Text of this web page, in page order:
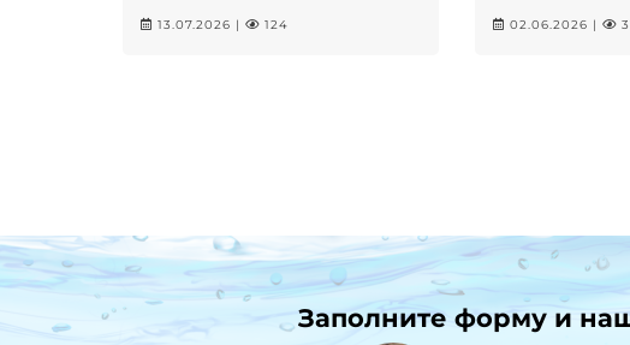
пошаговая инструкция
13.07.2026 | 124
магний,
02.06.2026 |
Заполните форму и